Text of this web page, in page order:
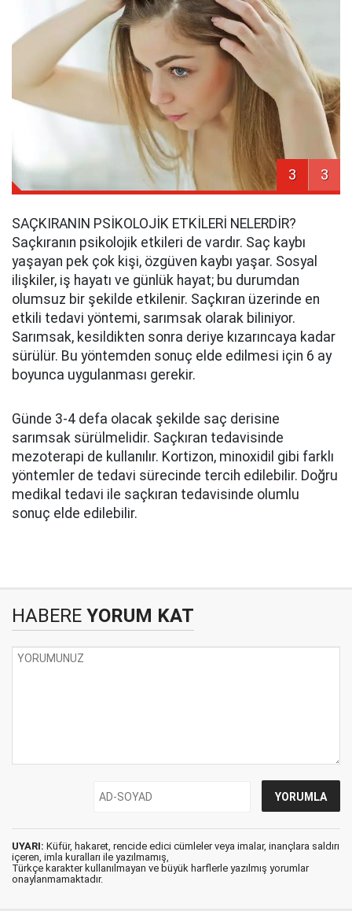
3 3
SAÇKIRANIN PSİKOLOJİK ETKİLERİ NELERDİR?
Saçkıranın psikolojik etkileri de vardır. Saç kaybı
yaşayan pek çok kişi, özgüven kaybı yaşar. Sosyal
ilişkiler, iş hayatı ve günlük hayat; bu durumdan
olumsuz bir şekilde etkilenir. Saçkıran üzerinde en
etkili tedavi yöntemi, sarımsak olarak biliniyor.
Sarımsak, kesildikten sonra deriye kızarıncaya kadar
sürülür. Bu yöntemden sonuç elde edilmesi için 6 ay
boyunca uygulanması gerekir.
Günde 3-4 defa olacak şekilde saç derisine
sarımsak sürülmelidir. Saçkıran tedavisinde
mezoterapi de kullanılır. Kortizon, minoxidil gibi farklı
yöntemler de tedavi sürecinde tercih edilebilir. Doğru
medikal tedavi ile saçkıran tedavisinde olumlu
sonuç elde edilebilir.
HABERE YORUM KAT
UYARI: Küfür, hakaret, rencide edici cümleler veya imalar, inançlara saldırı
içeren, imla kuralları ile yazılmamış,
Türkçe karakter kullanılmayan ve büyük harflerle yazılmış yorumlar
onaylanmamaktadır.